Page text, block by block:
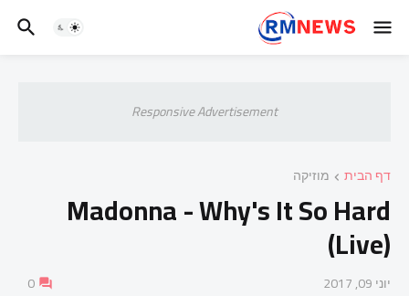
Responsive Advertisement
דף הבית מוזיקה
Madonna - Why's It So Hard
(Live)
יוני 09, 2017 0